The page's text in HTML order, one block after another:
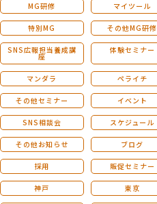
MG研修 マイツール
特別MG その他MG研修
SNS広報担当養成講
座
体験セミナー
マンダラ ペライチ
その他セミナー イベント
SNS相談会 スケジュール
その他お知らせ ブログ
採用 販促セミナー
神戸 東京